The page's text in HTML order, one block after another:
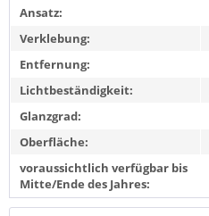
Ansatz:
Verklebung:
Entfernung:
Lichtbeständigkeit:
Glanzgrad:
Oberfläche:
voraussichtlich verfügbar bis
Mitte/Ende des Jahres: